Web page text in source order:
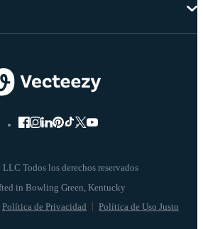
Todos los derechos reservados
Política de Privacidad Política de Uso Justo